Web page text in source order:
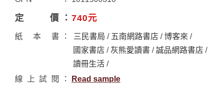
定價 740元
紙本書 三民書局 / 五南網路書店 /博客來 /
國家書店 / 灰熊愛讀書 /誠品網路書店 /
讀冊生活 /
線上試閱
Read sample